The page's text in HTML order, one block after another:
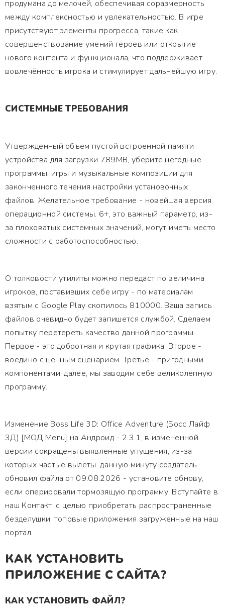
продумана до мелочей, обеспечивая соразмерность
между комплексностью и увлекательностью. В игре
присутствуют элементы прогресса, такие как
совершенствование умений героев или открытие
нового контента и функционала, что поддерживает
вовлечённость игрока и стимулирует дальнейшую игру.
СИСТЕМНЫЕ ТРЕБОВАНИЯ
Утвержденный объем пустой встроенной памяти
устройства для загрузки 789MB, уберите негодные
программы, игры и музыкальные композиции для
законченного течения настройки установочных
файлов. Желательное требование - новейшая версия
операционной системы. 6+, это важный параметр, из-
за плоховатых системных значений, могут иметь место
сложности с работоспособностью.
О толковости утилиты можно передаст по величина
игроков, поставивших себе игру - по материалам
взятым с Google Play скопилось 810000. Ваша запись
файлов очевидно будет запишется службой. Сделаем
попытку перетереть качество данной программы.
Первое - это добротная и крутая графика. Второе -
воедино с ценным сценарием. Третье - пригодными
компонентами. далее, мы заводим себе великолепную
программу.
Изменение Boss Life 3D: Office Adventure (Босс Лайф
3Д) [МОД Menu] на Андроид - 2.3.1, в измененной
версии сокращены выявленные упущения, из-за
которых частые вылеты. данную минуту создатель
обновил файла от 09.08.2026 - установите обнову,
если оперировали тормозящую программу. Вступайте в
наш Контакт, с целью приобретать распространенные
безделушки, топовые приложения загруженные на наш
портал.
КАК УСТАНОВИТЬ
ПРИЛОЖЕНИЕ С САЙТА?
КАК УСТАНОВИТЬ ФАЙЛ?